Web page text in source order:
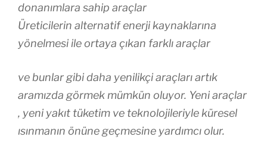
donanımlara sahip araçlar
Üreticilerin alternatif enerji kaynaklarına
yönelmesi ile ortaya çıkan farklı araçlar
ve bunlar gibi daha yenilikçi araçları artık
aramızda görmek mümkün oluyor. Yeni araçlar
, yeni yakıt tüketim ve teknolojileriyle küresel
ısınmanın önüne geçmesine yardımcı olur.